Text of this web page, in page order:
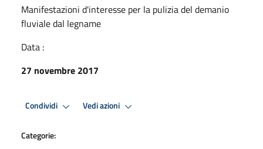
Manifestazioni d'interesse per la pulizia del demanio
fluviale dal legname
Data :
27 novembre 2017
Condividi Vedi azioni
Categorie: